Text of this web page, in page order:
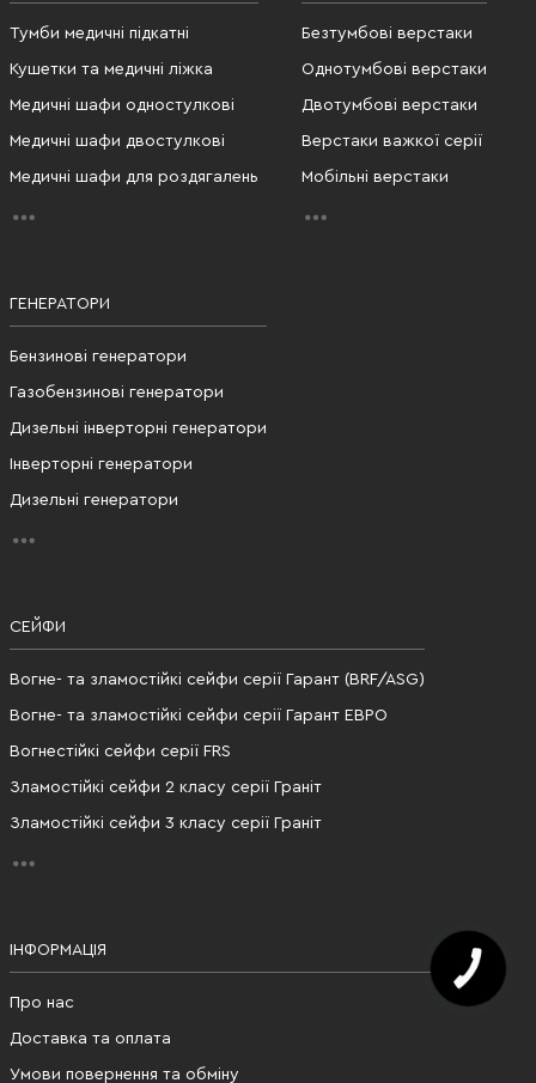
Тумби медичні підкатні
Кушетки та медичні ліжка
Медичні шафи одностулкові
Медичні шафи двостулкові
Медичні шафи для роздягалень
Безтумбові верстаки
Однотумбові верстаки
Двотумбові верстаки
Верстаки важкої серії
Мобільні верстаки
ГЕНЕРАТОРИ
Бензинові генератори
Газобензинові генератори
Дизельні інверторні генератори
Інверторні генератори
Дизельні генератори
СЕЙФИ
Вогне- та зламостійкі сейфи серії Гарант (BRF/ASG)
Вогне- та зламостійкі сейфи серії Гарант ЕВРО
Вогнестійкі сейфи серії FRS
Зламостійкі сейфи 2 класу серії Граніт
Зламостійкі сейфи 3 класу серії Граніт
ІНФОРМАЦІЯ
Про нас
Доставка та оплата
Умови повернення та обміну